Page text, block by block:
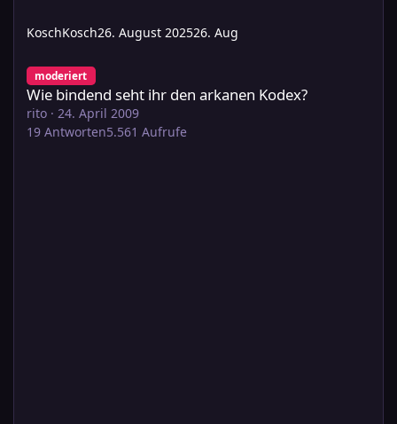
KoschKosch26. August 202526. Aug
Wie bindend seht ihr den arkanen Kodex?
moderiert
Wie bindend seht ihr den arkanen Kodex?
rito · 24. April 2009
19 Antworten5.561 Aufrufe